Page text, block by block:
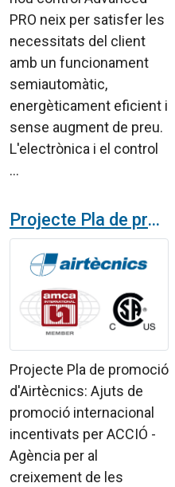
PRO neix per satisfer les
necessitats del client
amb un funcionament
semiautomàtic,
energèticament eficient i
sense augment de preu.
L'electrònica i el control
...
Projecte Pla de promoció d'Airtècnics: Ajuts de promoció internacional incentivats per ACCIÓ - Agència per al creixement de les empreses
Projecte Pla de promoció
d'Airtècnics: Ajuts de
promoció internacional
incentivats per ACCIÓ -
Agència per al
creixement de les